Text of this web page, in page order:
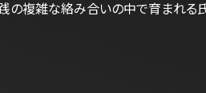
複雑な絡み合いの中で育まれる氏